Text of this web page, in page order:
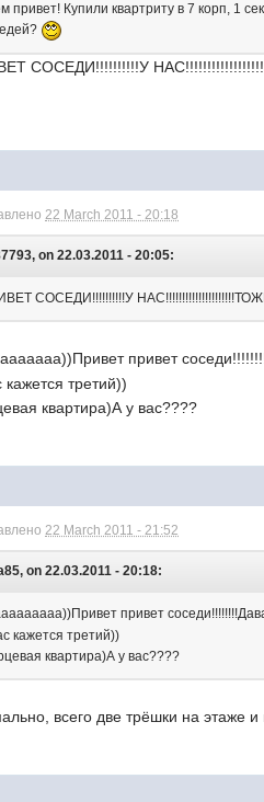
привет! Купили квартриту в 7 корп, 1
СОСЕДИ!!!!!!!!!!У
22 March 2011 - 20:18
on 22.03.2011 - 20:05:
СОСЕДИ!!!!!!!!!!У
привет
кажется третий))
квартира)А у вас????
22 March 2011 - 21:52
on 22.03.2011 - 20:18:
привет
кажется третий))
квартира)А у вас????
всего две трёшки на этаже